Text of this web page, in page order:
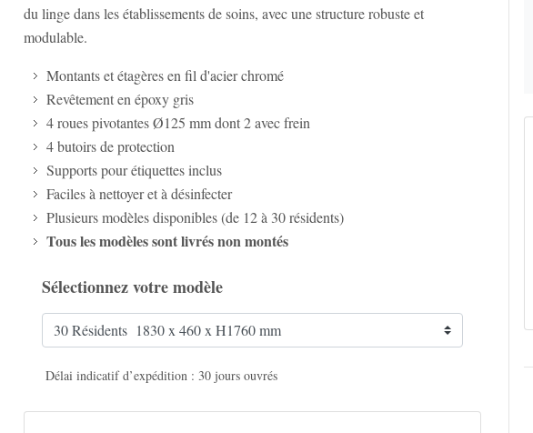
du linge dans les établissements de soins, avec une structure robuste et
modulable.
Montants et étagères en fil d'acier chromé
Revêtement en époxy gris
4 roues pivotantes Ø125 mm dont 2 avec frein
4 butoirs de protection
Supports pour étiquettes inclus
Faciles à nettoyer et à désinfecter
Plusieurs modèles disponibles (de 12 à 30 résidents)
Tous les modèles sont livrés non montés
Sélectionnez votre modèle
Délai indicatif d’expédition : 30 jours ouvrés